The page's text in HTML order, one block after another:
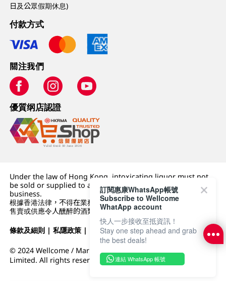
日及公眾假期休息)
付款方式
關注我們
優質纲店認證
Under the law of Hong Kong, intoxicating liquor must not
be sold or supplied to a minor (under 18) in the course of
business.
根據香港法律，不得在業務過程中，向未成年人 (18 歲以下人士)
售賣或供應令人醺醉的酒類。
條款及細則 |私隱政策 | DFI零售集團
© 2024 Wellcome / Market Place. The Dairy Farm Company
Limited. All rights reserved.
訂閱惠康WhatsApp帳號
Subscribe to Wellcome
WhatApp account
快人一步接收至抵資訊！
Stay one step ahead and grab
the best deals!
連結 WhatsApp 帳號